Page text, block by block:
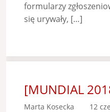
formularzy
się urywały, […]
[MUNDIAL
Marta Kosecka 12